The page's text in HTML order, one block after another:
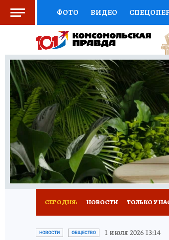
ФОТО ВИДЕО
СОЦПОДДЕРЖКА НАУКА
ВЫБОР ЭКСПЕРТОВ
КНИЖНАЯ ПОЛКА
ПРЕСС-ЦЕНТР
РАДИО КП РЕКЛАМА
СЕГОДНЯ: НОВОСТИ ТОЛЬКО У
АФИША ИСПЫТАНО НА
НОВОСТИ ОБЩЕСТВО 1 июля 2026 13:14